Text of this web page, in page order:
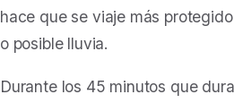
hace que se viaje más
o posible lluvia.
Durante los 45 minutos que